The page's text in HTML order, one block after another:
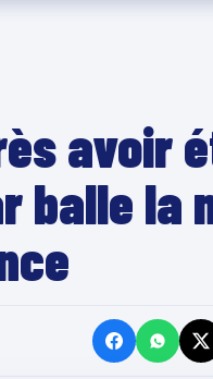
avoir
balle la